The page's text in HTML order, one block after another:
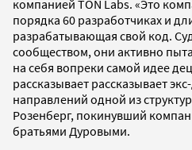
компанией TON Labs. «Это
порядка 60 разработчиках и
разрабатывающая свой код.
сообществом, они активно
на себя вопреки самой идее
рассказывает рассказывает
направлений одной из
Розенберг, покинувший
братьями Дуровыми.